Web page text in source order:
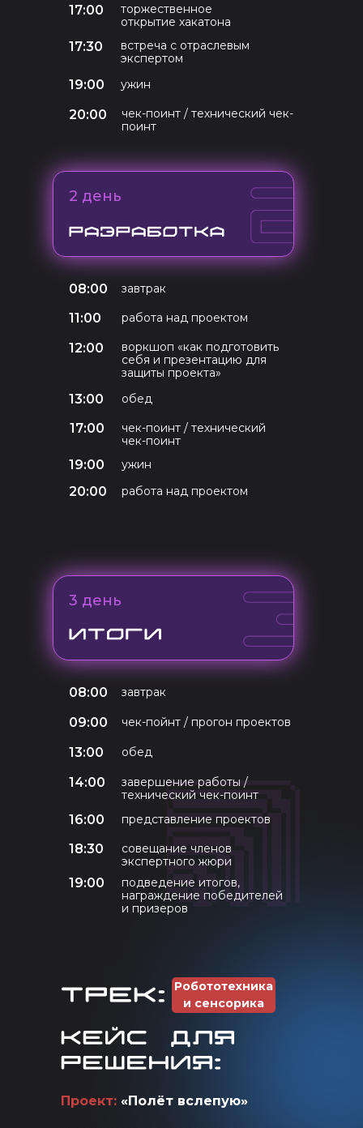
2 день
08:00 завтрак
09:00 чек-пойнт / прогон проектов
14:00
завершение работы /
технический чек-поинт
13:00 обед
18:30
совещание членов
экспертного жюри
16:00 представление проектов
19:00
подведение итогов,
награждение победителей
и призеров
08:00 завтрак
20:00 работа над проектом
11:00 работа над проектом
12:00
воркшоп «как подготовить
себя и презентацию для
защиты проекта»
13:00 обед
17:00
чек-поинт / технический
чек-поинт
19:00 ужин
3 день
17:00
торжественное
открытие хакатона
17:30
встреча с отраслевым
экспертом
19:00 ужин
20:00
чек-поинт / технический чек-
поинт
Проект: «Полёт вслепую»
Робототехника
и сенсорика